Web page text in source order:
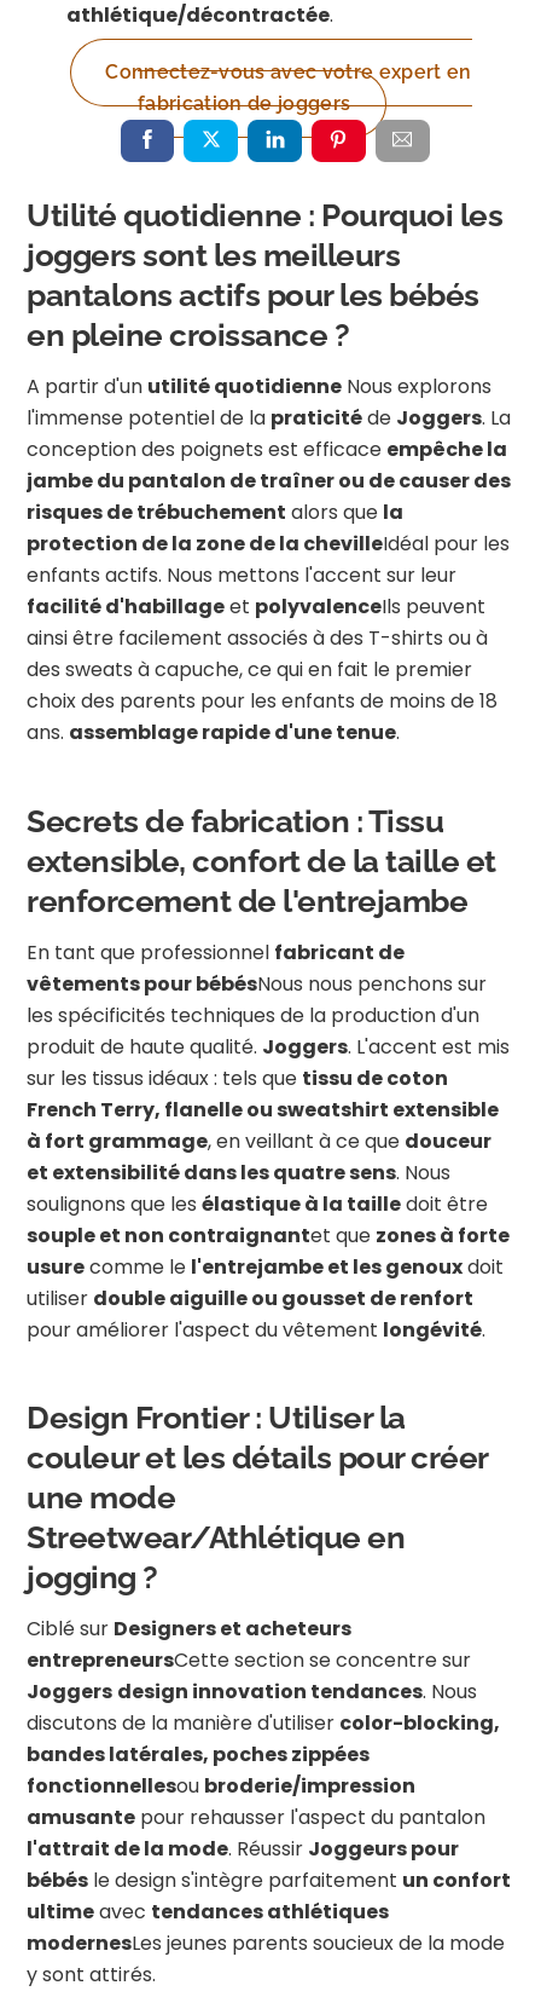
athlétique/décontractée.
Connectez-vous avec votre expert en
fabrication de joggers
Utilité quotidienne : Pourquoi les
joggers sont les meilleurs
pantalons actifs pour les bébés
en pleine croissance ?
A partir d'un utilité quotidienne Nous explorons
l'immense potentiel de la praticitéde Joggers. La
conception des poignets est efficace empêche la
jambe du pantalon de traîner ou de causer des
risques de trébuchement alors que la
protection de la zone de la chevilleIdéal pour les
enfants actifs. Nous mettons l'accent sur leur
facilité d'habillageet polyvalenceIls peuvent
ainsi être facilement associés à des T-shirts ou à
des sweats à capuche, ce qui en fait le premier
choix des parents pour les enfants de moins de 18
ans. assemblage rapide d'une tenue.
Secrets de fabrication : Tissu
extensible, confort de la taille et
renforcement de l'entrejambe
En tant que professionnel fabricant de
vêtements pour bébésNous nous penchons sur
les spécificités techniques de la production d'un
produit de haute qualité. Joggers. L'accent est mis
sur les tissus idéaux : tels que tissu de coton
French Terry, flanelle ou sweatshirt extensible
à fort grammage, en veillant à ce que douceur
et extensibilité dans les quatre sens. Nous
soulignons que lesélastique à la tailledoit être
souple et non contraignantet que zones à forte
usurecomme le l'entrejambe et les genouxdoit
utiliser double aiguille ou gousset de renfort
pour améliorer l'aspect du vêtement longévité.
Design Frontier : Utiliser la
couleur et les détails pour créer
une mode
Streetwear/Athlétique en
jogging ?
Ciblé sur Designers et acheteurs
entrepreneursCette section se concentre sur
Joggers design innovation tendances. Nous
discutons de la manière d'utiliser color-blocking,
bandes latérales, poches zippées
fonctionnellesou broderie/impression
amusante pour rehausser l'aspect du pantalon
l'attrait de la mode. Réussir Joggeurs pour
bébés le design s'intègre parfaitement un confort
ultimeavec tendances athlétiques
modernesLes jeunes parents soucieux de la mode
y sont attirés.